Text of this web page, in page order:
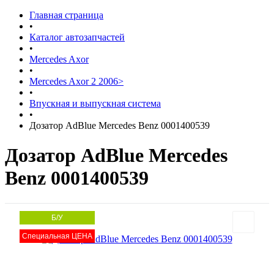
Главная страница
•
Каталог автозапчастей
•
Mercedes Axor
•
Mercedes Axor 2 2006>
•
Впускная и выпускная система
•
Дозатор AdBlue Mercedes Benz 0001400539
Дозатор AdBlue Mercedes
Benz 0001400539
Б/У
Специальная ЦЕНА